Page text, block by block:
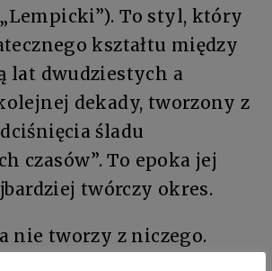
To styl, który
kształtu między
lat dwudziestych a
dekady, tworzony z
śladu
czasów”. To epoka jej
twórczy okres.
nie tworzy z niczego.